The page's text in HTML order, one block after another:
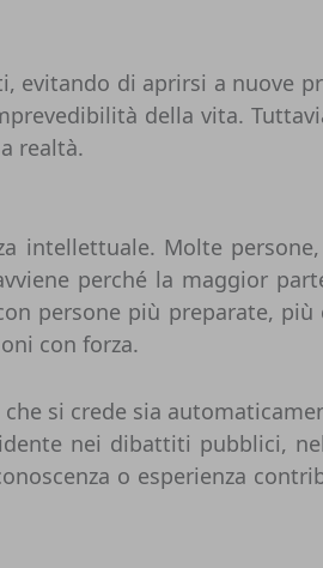
evitando di aprirsi a
della vita.
realtà.
Molte
perché la maggior
persone più preparate,
con forza.
si crede sia
nei dibattiti pubblici,
o esperienza